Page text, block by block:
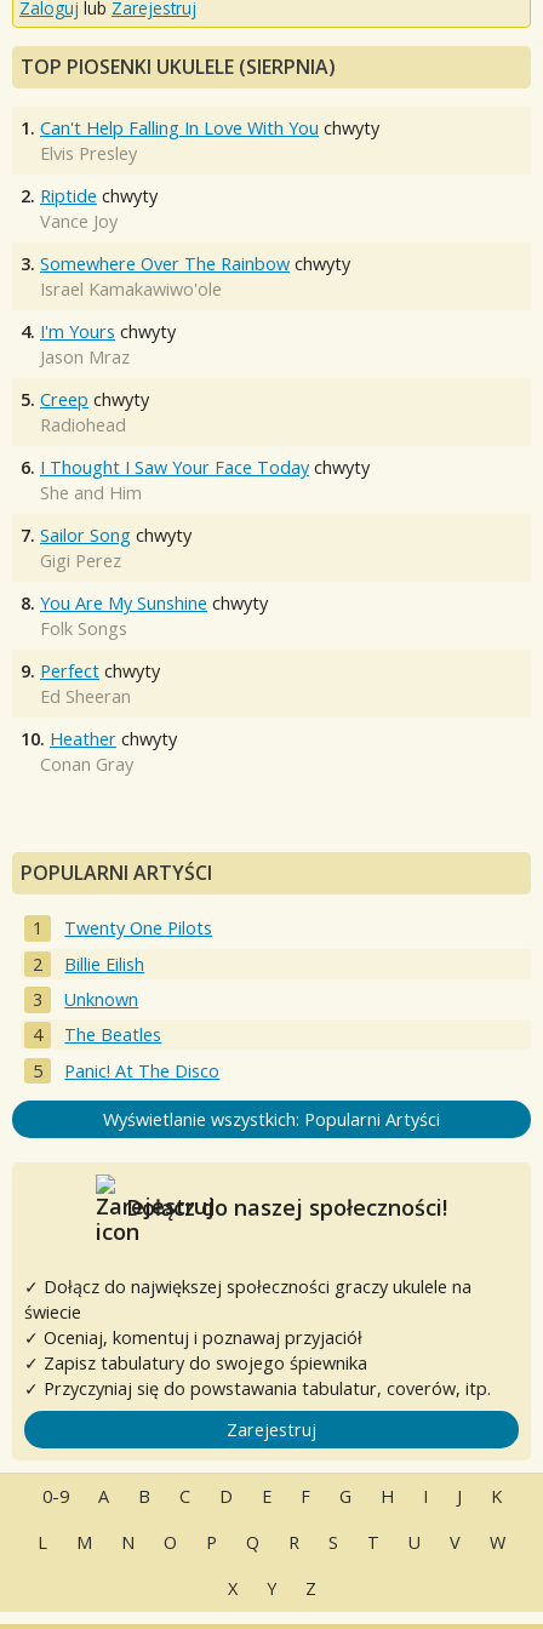
Zaloguj lub Zarejestruj
TOP PIOSENKI UKULELE (SIERPNIA)
1. Can't Help Falling In Love With You chwyty
Elvis Presley
2. Riptide chwyty
Vance Joy
3. Somewhere Over The Rainbow chwyty
Israel Kamakawiwo'ole
4. I'm Yours chwyty
Jason Mraz
5. Creep chwyty
Radiohead
6. I Thought I Saw Your Face Today chwyty
She and Him
7. Sailor Song chwyty
Gigi Perez
8. You Are My Sunshine chwyty
Folk Songs
9. Perfect chwyty
Ed Sheeran
10. Heather chwyty
Conan Gray
POPULARNI ARTYŚCI
Twenty One Pilots
Billie Eilish
Unknown
The Beatles
Panic! At The Disco
Wyświetlanie wszystkich: Popularni Artyści
Dołącz do naszej społeczności!
✓ Dołącz do największej społeczności graczy ukulele na
świecie
✓ Oceniaj, komentuj i poznawaj przyjaciół
✓ Zapisz tabulatury do swojego śpiewnika
✓ Przyczyniaj się do powstawania tabulatur, coverów, itp.
Zarejestruj
0-9 A B C D E F G H I J
K
L
M N O P Q R S T U V
W
X
Y Z